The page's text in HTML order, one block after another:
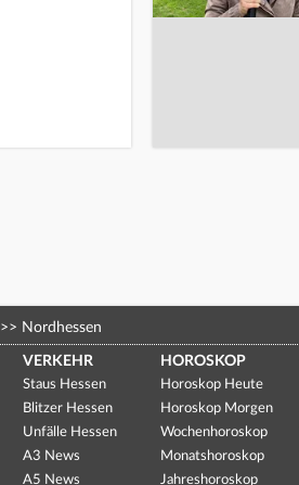
Nordhessen
VERKEHR
Staus Hessen
Blitzer Hessen
Unfälle Hessen
A3 News
A5 News
HOROSKOP
Horoskop Heute
Horoskop Morgen
Wochenhoroskop
Monatshoroskop
Jahreshoroskop